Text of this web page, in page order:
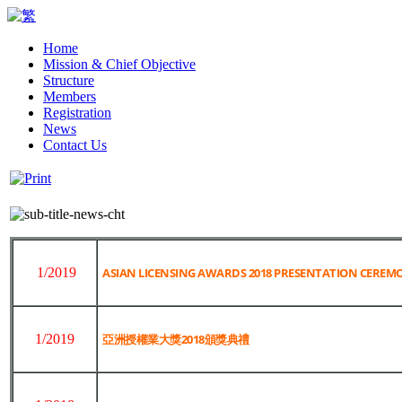
Home
Mission & Chief Objective
Structure
Members
Registration
News
Contact Us
1/2019 ASIAN LICENSING AWARDS 2018 PRESENTATION
1/2019 亞洲授權業大獎2018頒獎典禮